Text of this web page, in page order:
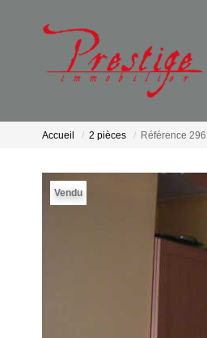
Accueil 2 pièces Référence 296
Vendu